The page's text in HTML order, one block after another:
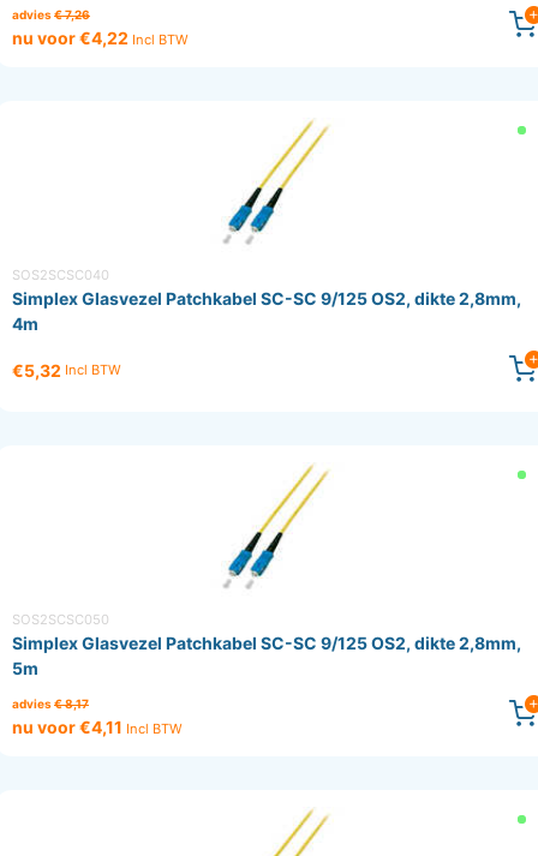
advies€ 7,26
nu voor €4,22 Incl BTW
SOS2SCSC040
Simplex Glasvezel Patchkabel SC-SC 9/125 OS2, dikte 2,8mm,
4m
€5,32 Incl BTW
SOS2SCSC050
Simplex Glasvezel Patchkabel SC-SC 9/125 OS2, dikte 2,8mm,
5m
advies€ 8,17
nu voor €4,11 Incl BTW